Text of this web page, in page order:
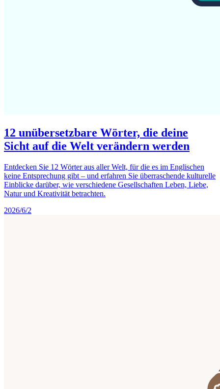
12 unübersetzbare Wörter, die deine
Sicht auf die Welt verändern werden
Entdecken Sie 12 Wörter aus aller Welt, für die es im Englischen
keine Entsprechung gibt – und erfahren Sie überraschende kulturelle
Einblicke darüber, wie verschiedene Gesellschaften Leben, Liebe,
Natur und Kreativität betrachten.
2026/6/2